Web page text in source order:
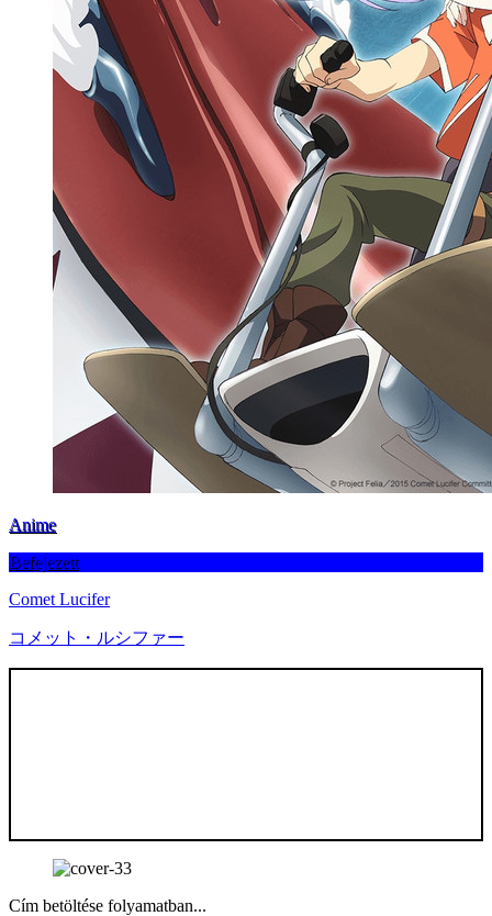
Anime
Befejezett
Comet Lucifer
コメット・ルシファー
Cím betöltése folyamatban...